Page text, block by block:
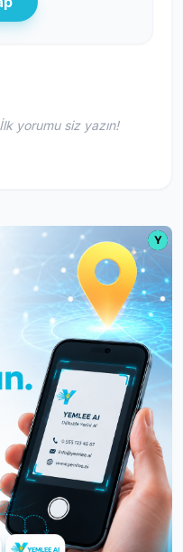
yorumu siz yazın!